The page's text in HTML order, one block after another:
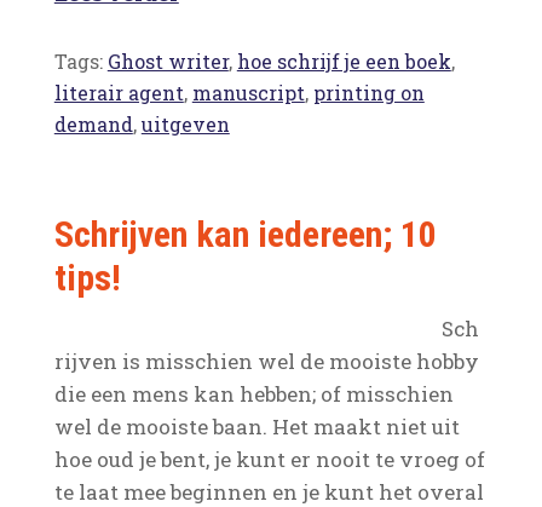
Tags: Ghost writer, hoe schrijf je een boek,
literair agent, manuscript, printing on
demand,uitgeven
Schrijven kan iedereen; 10
tips!
Sch
rijven is misschien wel de mooiste hobby
die een mens kan hebben; of misschien
wel de mooiste baan. Het maakt niet uit
hoe oud je bent, je kunt er nooit te vroeg of
te laat mee beginnen en je kunt het overal